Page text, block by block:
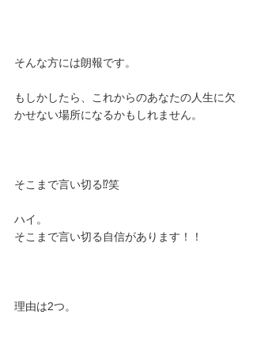
そんな方には朗報です。
もしかしたら、これからのあなたの人生に欠
かせない場所になるかもしれません。
そこまで言い切る⁉︎笑
ハイ。
そこまで言い切る自信があります！！
理由は2つ。